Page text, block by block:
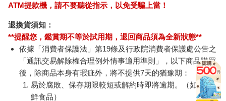
ATM提款機，請不要聽從指示，以免受騙上當！
退換貨須知：
**提醒您，鑑賞期不等於試用期，退回商品須為全新狀態**
依據「消費者保護法」第19條及行政院消費者保護處公告之
「通訊交易解除權合理例外情事適用準則」，以下商品購買
後，除商品本身有瑕疵外，將不提供7天的猶豫期：
易於腐敗、保存期限較短或解約時即將逾期。（如：生
鮮食品）